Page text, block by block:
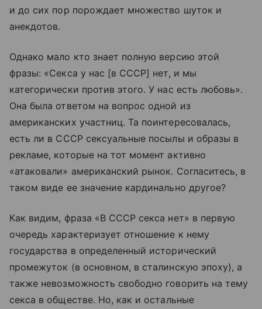
и до сих пор порождает множество шуток и
анекдотов.
Однако мало кто знает полную версию этой
фразы: «Секса у нас [в СССР] нет, и мы
категорически против этого. У нас есть любовь».
Она была ответом на вопрос одной из
американских участниц. Та поинтересовалась,
есть ли в СССР сексуальные посылы и образы в
рекламе, которые на тот момент активно
«атаковали» американский рынок. Согласитесь, в
таком виде ее значение кардинально другое?
Как видим, фраза «В СССР секса нет» в первую
очередь характеризует отношение к нему
государства в определенный исторический
промежуток (в основном, в сталинскую эпоху), а
также невозможность свободно говорить на тему
секса в обществе. Но, как и остальные